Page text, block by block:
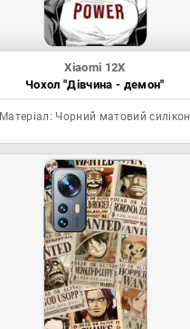
Xiaomi 12X
Чохол "Дівчина - демон"
Матеріал: Чорний матовий силікон